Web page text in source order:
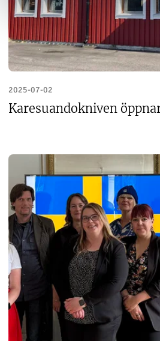
2025-07-02
Karesuandokniven